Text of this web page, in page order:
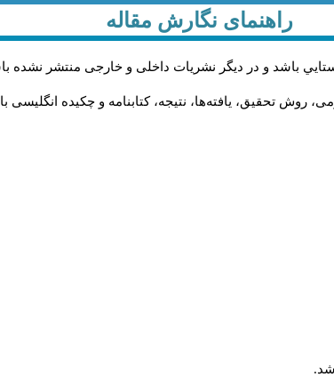
راهنمای نگارش مقاله
باشد و در دیگر نشریات داخلی و خارجی منتشر نشده
تحقیق، یافته‌ها، نتیجه، کتابنامه و چکیده انگلیسی